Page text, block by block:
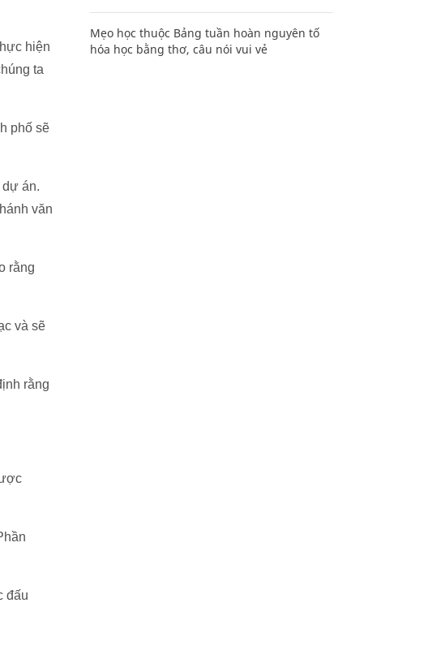
hiện
ta
phố sẽ
án.
văn
rằng
và sẽ
rằng
đấu
Mẹo học thuộc Bảng tuần hoàn nguyên tố
hóa học bằng thơ, câu nói vui vẻ